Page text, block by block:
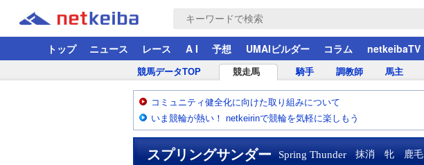
トップ ニュース レース A I 予想 UMAIビルダー コラム netkeibaTV
競馬データTOP 競走馬 騎手 調教師 馬主
コミュニティ健全化に向けた取り組みについて
いま競輪が熱い！ netkeirinで競輪を気軽に楽しもう
スプリングサンダー Spring Thunder 抹消 牝 鹿毛